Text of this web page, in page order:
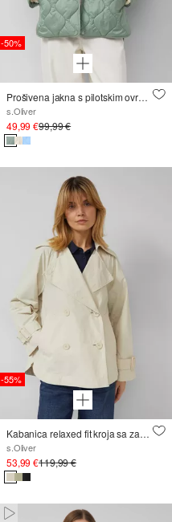
-50%
Prošivena jakna s pilotskim ovratnikom i bočnim prorezima
s.Oliver
49,99 €99,99 €
-55%
Kabanica relaxed fit kroja sa zaobljenim obrubom
s.Oliver
53,99 €119,99 €
Paused • Muted